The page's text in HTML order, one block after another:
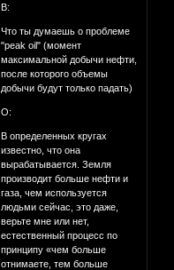
В:
Что ты думаешь о проблеме
"peak oil" (момент
максимальной добычи нефти,
после которого объемы
добычи будут только падать)
О:
В определенных кругах
известно, что она
вырабатывается. Земля
производит больше нефти и
газа, чем используется
людьми сейчас, это даже,
верьте мне или нет,
естественный процесс по
принципу «чем больше
отнимаете, тем больше